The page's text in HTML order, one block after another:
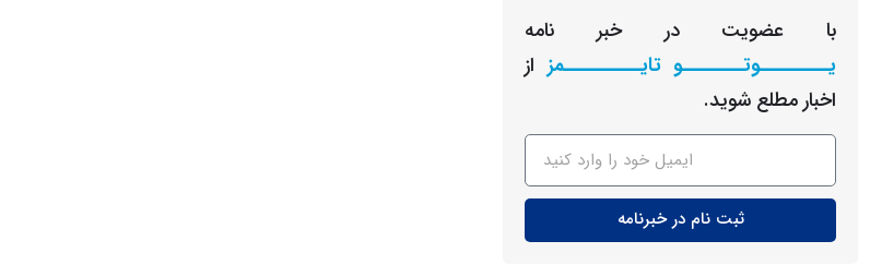
با عضویت در خبر نامه
یـــــــــوتــــــــو تایــــــــــمز از
اخبار مطلع شوید.
ثبت نام در خبرنامه